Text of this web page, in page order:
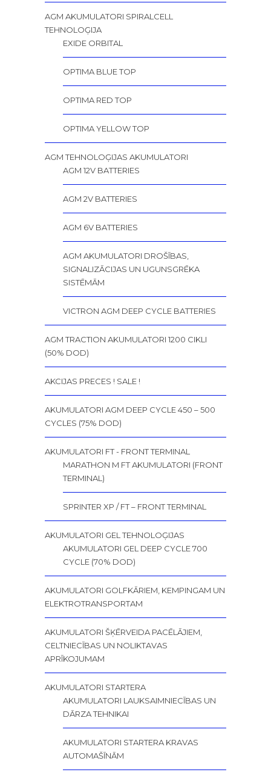
AGM AKUMULATORI SPIRALCELL
TEHNOLOĢIJA
EXIDE ORBITAL
OPTIMA BLUE TOP
OPTIMA RED TOP
OPTIMA YELLOW TOP
AGM TEHNOLOĢIJAS AKUMULATORI
AGM 12V BATTERIES
AGM 2V BATTERIES
AGM 6V BATTERIES
AGM AKUMULATORI DROŠĪBAS,
SIGNALIZĀCIJAS UN UGUNSGRĒKA
SISTĒMĀM
VICTRON AGM DEEP CYCLE BATTERIES
AGM TRACTION AKUMULATORI 1200 CIKLI
(50% DOD)
AKCIJAS PRECES ! SALE !
AKUMULATORI AGM DEEP CYCLE 450 – 500
CYCLES (75% DOD)
AKUMULATORI FT - FRONT TERMINAL
MARATHON M FT AKUMULATORI (FRONT
TERMINAL)
SPRINTER XP / FT – FRONT TERMINAL
AKUMULATORI GEL TEHNOLOĢIJAS
AKUMULATORI GEL DEEP CYCLE 700
CYCLE (70% DOD)
AKUMULATORI GOLFKĀRIEM, KEMPINGAM UN
ELEKTROTRANSPORTAM
AKUMULATORI ŠĶĒRVEIDA PACĒLĀJIEM,
CELTNIECĪBAS UN NOLIKTAVAS
APRĪKOJUMAM
AKUMULATORI STARTERA
AKUMULATORI LAUKSAIMNIECĪBAS UN
DĀRZA TEHNIKAI
AKUMULATORI STARTERA KRAVAS
AUTOMAŠĪNĀM